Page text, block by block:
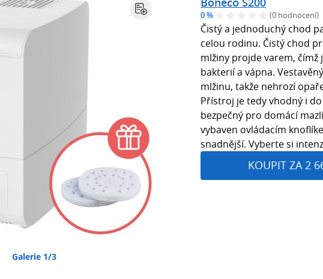
Galerie 1/3
0 % (0 hodnocení)
Čistý a jednoduchý chod
celou rodinu. Čistý chod
mlžiny projde varem, čímž
bakterií a vápna.
mlžinu, takže nehrozí
Přístroj je tedy vhodný i
bezpečný pro domácí
vybaven ovládacím
snadnější. Vyberte si
KOUPIT ZA 2